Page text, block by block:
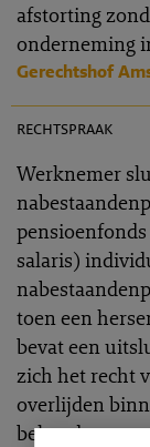
afstorting
onderneming
Gerechtshof
rechtspraak
Werknemer
salaris)
toen een
bevat een
zich het recht
overlijden
bekende